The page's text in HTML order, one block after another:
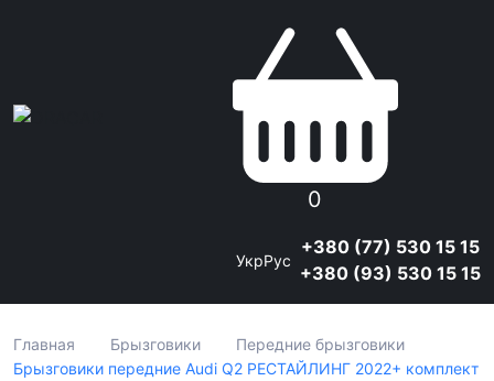
0
УкрРус
+380 (77) 530 15 15
+380 (93) 530 15 15
Главная Брызговики
Передние брызговики
Брызговики передние Audi Q2 РЕСТАЙЛИНГ 2022+ комплект